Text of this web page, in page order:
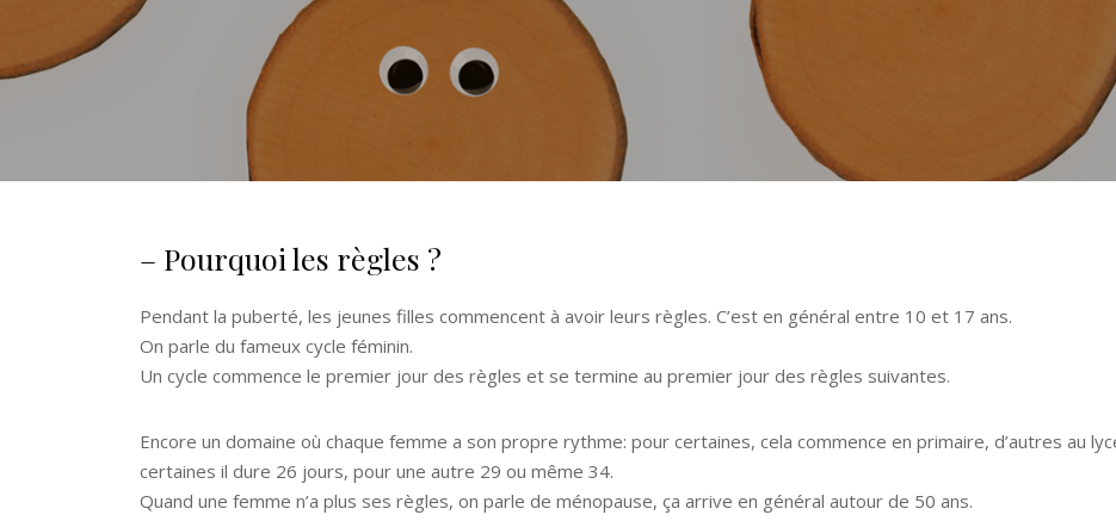
– Pourquoi les règles ?
Pendant la puberté, les jeunes filles commencent à avoir leurs règles. C’est en général entre 10 et 17 ans.
On parle du fameux cycle féminin.
Un cycle commence le premier jour des règles et se termine au premier jour des règles suivantes.
Encore un domaine où chaque femme a son propre rythme: pour certaines, cela commence en primaire, d’autres au
certaines il dure 26 jours, pour une autre 29 ou même 34.
Quand une femme n’a plus ses règles, on parle de ménopause, ça arrive en général autour de 50 ans.